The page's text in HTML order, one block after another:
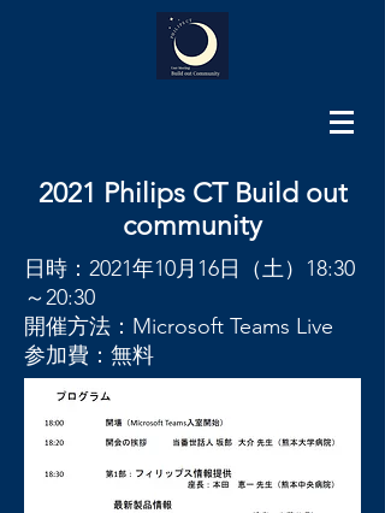
2021 Philips CT Build out
community
日時：2021年10月16日（土）18:30
～20:30
開催方法：Microsoft Teams Live
参加費：無料